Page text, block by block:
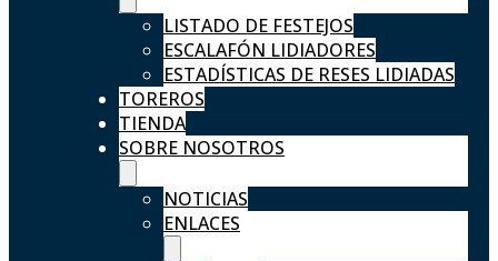
LISTADO DE FESTEJOS
ESCALAFÓN LIDIADORES
ESTADÍSTICAS DE RESES LIDIADAS
TOREROS
TIENDA
SOBRE NOSOTROS
NOTICIAS
ENLACES